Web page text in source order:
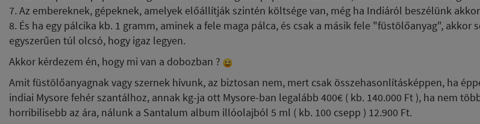
7. Az embereknek, gépeknek, amelyek előállítják szintén költsége van, még ha Indiáról beszélünk
8. És ha egy pálcika kb. 1 gramm, aminek a fele maga pálca, és csak a másik fele "füstölőanyag", akkor
egyszerűen túl olcsó, hogy igaz legyen.
Akkor kérdezem én, hogy mi van a dobozban ?
Amit füstölőanyagnak vagy szernek hívunk, az biztosan nem, mert csak összehasonlításképpen, ha
indiai Mysore fehér szantálhoz, annak kg-ja ott Mysore-ban legalább 400€ ( kb. 140.000 Ft ), ha nem
horribilisebb az ára, nálunk a Santalum album illóolajból 5 ml ( kb. 100 csepp ) 12.900 Ft.